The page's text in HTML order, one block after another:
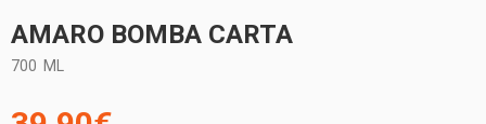
AMARO BOMBA CARTA
700 ML